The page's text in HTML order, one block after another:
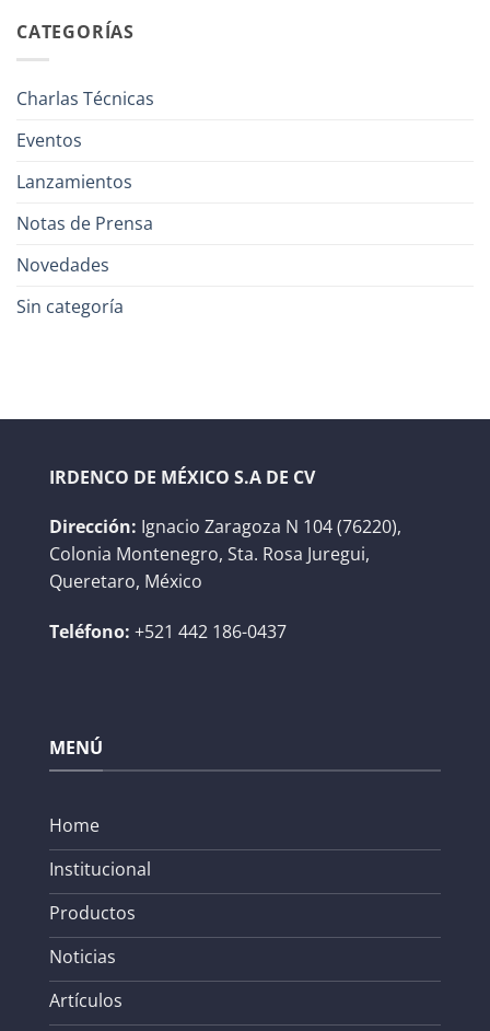
CATEGORÍAS
Charlas Técnicas
Eventos
Lanzamientos
Notas de Prensa
Novedades
Sin categoría
IRDENCO DE MÉXICO S.A DE CV
Dirección: Ignacio Zaragoza N 104 (76220),
Colonia Montenegro, Sta. Rosa Juregui,
Queretaro, México
Teléfono: +521 442 186-0437
MENÚ
Home
Institucional
Productos
Noticias
Artículos